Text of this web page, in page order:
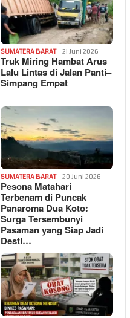
SUMATERA BARAT 21 Juni 2026
Truk Miring Hambat Arus
Lalu Lintas di Jalan Panti–
Simpang Empat
SUMATERA BARAT 20 Juni 2026
Pesona Matahari
Terbenam di Puncak
Panaroma Dua Koto:
Surga Tersembunyi
Pasaman yang Siap Jadi
Desti…